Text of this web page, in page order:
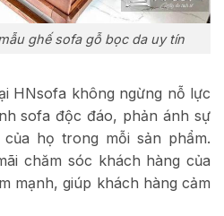
ghế sofa gỗ bọc da uy tín
HNsofa không ngừng nỗ lực
sofa độc đáo, phản ánh sự
họ trong mỗi sản phẩm.
chăm sóc khách hàng của
mạnh, giúp khách hàng cảm